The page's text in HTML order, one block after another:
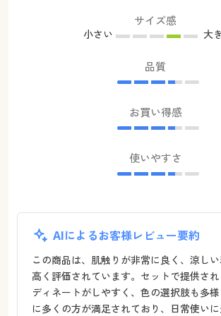
サイズ感
小さい 大
品質
お買い得感
使いやすさ
AIによるお客様レビュー要約
この商品は、肌触りが非常に良く、涼し
高く評価されています。セットで提供さ
ディネートがしやすく、色の選択肢も多
に多くの方が満足されており、日常使い